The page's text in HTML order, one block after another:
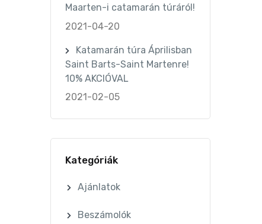
Maarten-i catamarán túráról!
2021-04-20
Katamarán túra Áprilisban
Saint Barts-Saint Martenre!
10% AKCIÓVAL
2021-02-05
Kategóriák
Ajánlatok
Beszámolók